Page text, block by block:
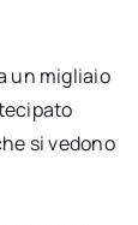
un migliaio
si vedono